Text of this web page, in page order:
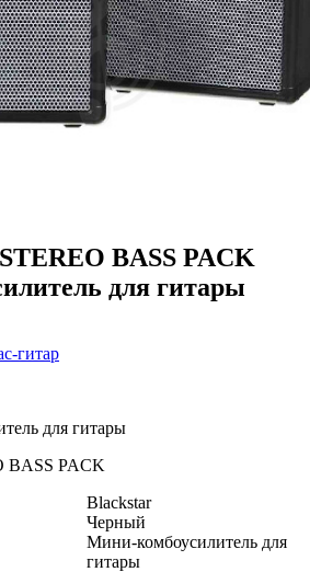
BASS PACK
для гитары
гитар
для гитары
BASS PACK
Blackstar
Черный
Мини-комбоусилитель для
гитары